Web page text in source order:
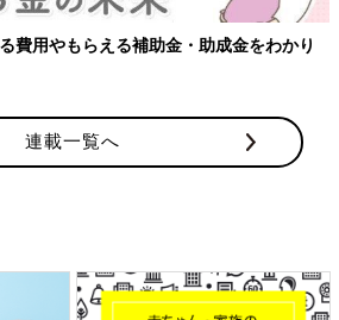
できるものも】妊婦の感染症対策、知って
連載一覧へ